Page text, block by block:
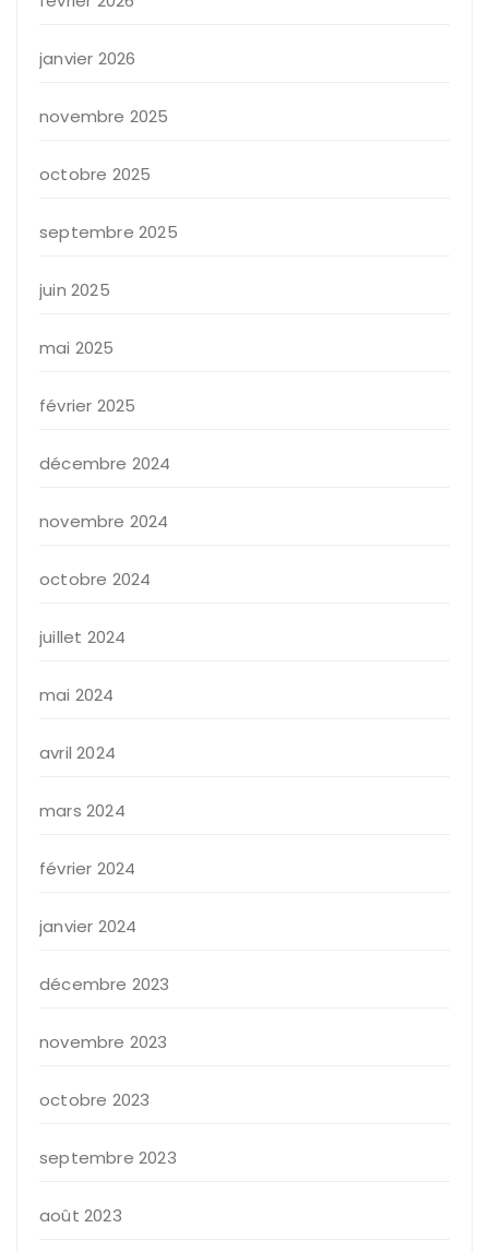
janvier 2026
novembre 2025
octobre 2025
septembre 2025
juin 2025
mai 2025
février 2025
décembre 2024
novembre 2024
octobre 2024
juillet 2024
mai 2024
avril 2024
mars 2024
février 2024
janvier 2024
décembre 2023
novembre 2023
octobre 2023
septembre 2023
août 2023